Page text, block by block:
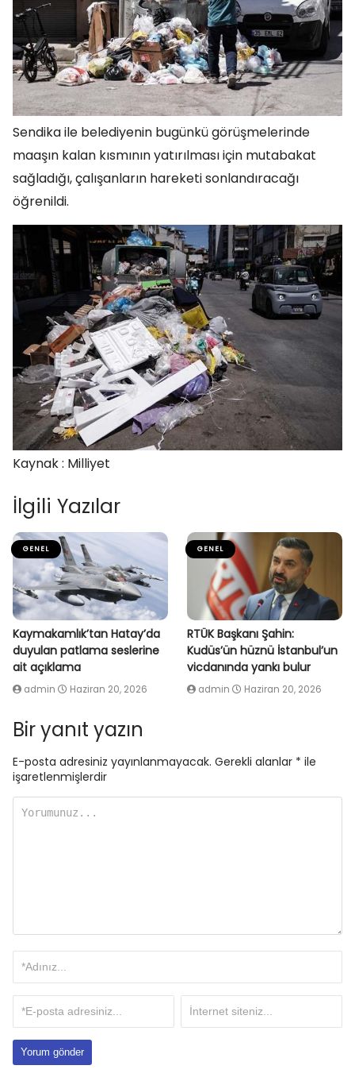
Sendika ile belediyenin bugünkü görüşmelerinde
maaşın kalan kısmının yatırılması için mutabakat
sağladığı, çalışanların hareketi sonlandıracağı
öğrenildi.
Kaynak : Milliyet
İlgili Yazılar
GENEL
Kaymakamlık’tan Hatay’da
duyulan patlama seslerine
ait açıklama
admin Haziran 20, 2026
GENEL
RTÜK Başkanı Şahin:
Kudüs’ün hüznü İstanbul’un
vicdanında yankı bulur
admin Haziran 20, 2026
Bir yanıt yazın
E-posta adresiniz yayınlanmayacak. Gerekli alanlar * ile
işaretlenmişlerdir